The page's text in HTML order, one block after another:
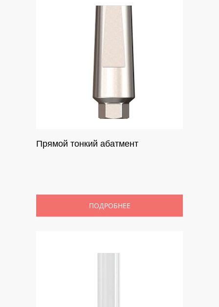
Прямой тонкий абатмент
ПОДРОБНЕЕ